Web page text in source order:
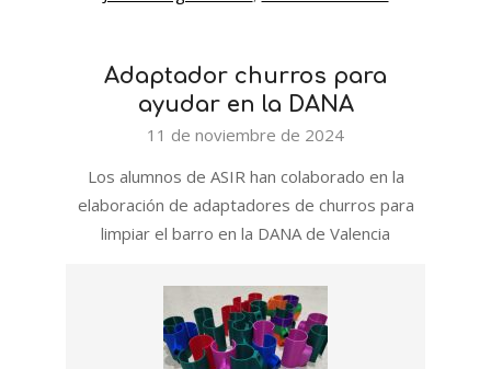
Adaptador churros para
ayudar en la DANA
11 de noviembre de 2024
Los alumnos de ASIR han colaborado en la
elaboración de adaptadores de churros para
limpiar el barro en la DANA de Valencia